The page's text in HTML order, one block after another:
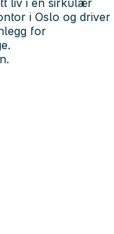
liv i en sirkulær
i Oslo og driver
for